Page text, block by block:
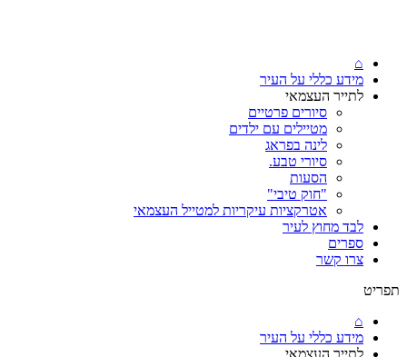
⌂
מידע כללי על העיר
לתייר העצמאי
סיורים פרטיים
מטיילים עם ילדים
לינה בפראג
סיורי טבע.
הסעות
"חוק טיבי"
אטרקציות עיקריות למטייל העצמאי
לבד מחוץ לעיר
ספרים
צרו קשר
תפריט
⌂
מידע כללי על העיר
לתייר העצמאי